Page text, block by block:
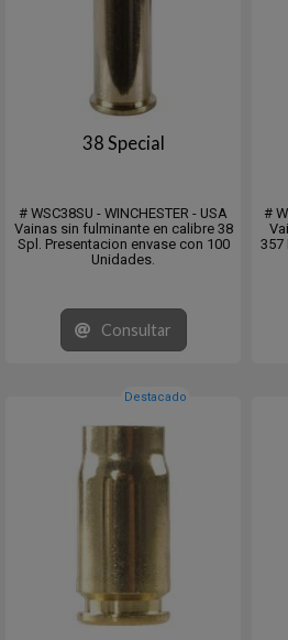
38 Special
# WSC38SU - WINCHESTER - USA
Vainas sin fulminante en calibre 38
Spl. Presentacion envase con 100
Unidades.
Consultar
#
357
Destacado